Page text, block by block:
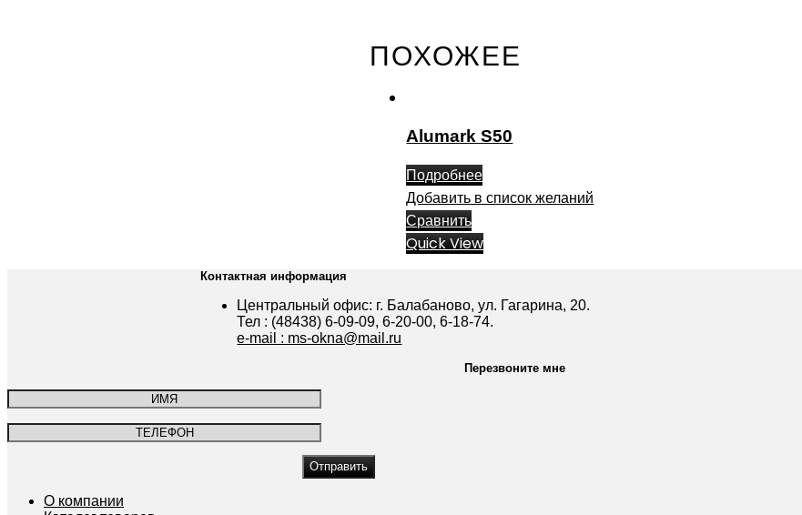
ПОХОЖЕЕ
Alumark S50
Подробнее
Добавить в список желаний
Сравнить
Quick View
Контактная информация
Центральный офис: г. Балабаново, ул. Гагарина, 20.
Тел : (48438) 6-09-09, 6-20-00, 6-18-74.
e-mail : ms-okna@mail.ru
Перезвоните мне
О компании